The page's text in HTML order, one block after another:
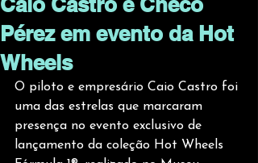
Pérez em evento da Hot
Wheels
O piloto e empresário Caio Castro foi
uma das estrelas que marcaram
presença no evento exclusivo de
lançamento da coleção Hot Wheels